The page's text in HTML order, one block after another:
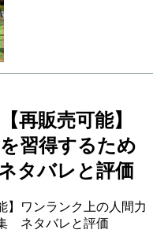
再販売可能】
習得するため
タバレと評価
】ワンランク上の人間力
ネタバレと評価